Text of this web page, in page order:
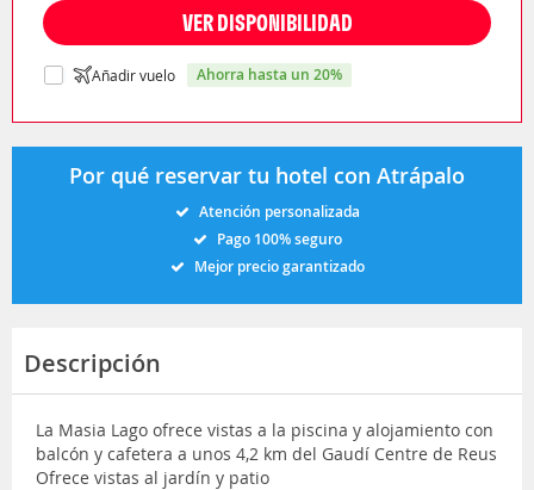
VER DISPONIBILIDAD
Añadir vuelo ahorra hasta un 20%
Por qué reservar tu hotel con Atrápalo
Atención personalizada
Pago 100% seguro
Mejor precio garantizado
Descripción
La Masia Lago ofrece vistas a la piscina y alojamiento con
balcón y cafetera a unos 4,2 km del Gaudí Centre de Reus
Ofrece vistas al jardín y patio